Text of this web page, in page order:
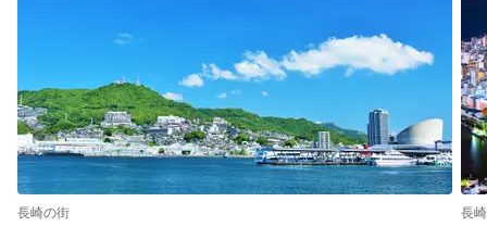
長崎の街 長